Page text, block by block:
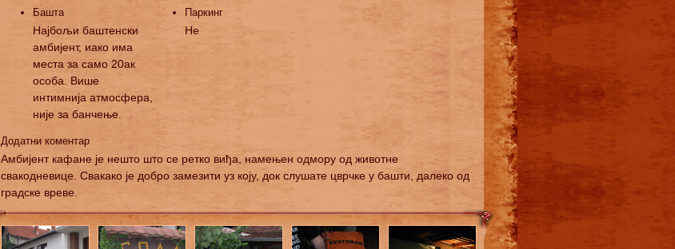
Башта
Најбољи баштенски
амбијент, иако има
места за само 20ак
особа. Више
интимнија атмосфера,
није за банчење.
Паркинг
Не
Додатни коментар
Амбијент кафане је нешто што се ретко виђа, намењен одмору од животне
свакодневице. Свакако је добро замезити уз коју, док слушате цврчке у башти, далеко од
градске вреве.